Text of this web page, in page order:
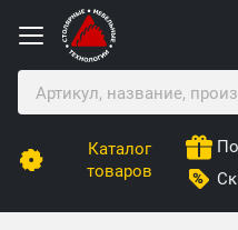
Каталог
товаров